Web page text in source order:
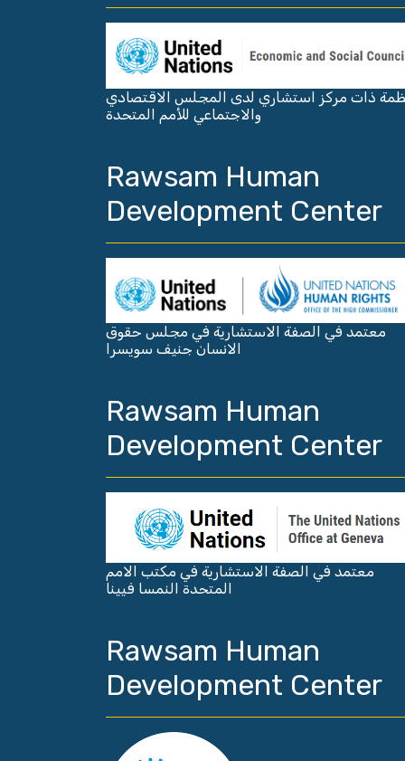
ذات مركز استشاري لدى المجلس الاقتصادي
والاجتماعي للأمم المتحدة
Rawsam Human
Development Center
معتمد في الصفة الاستشارية في مجلس حقوق
الانسان جنيف سويسرا
Rawsam Human
Development Center
معتمد في الصفة الاستشارية في مكتب الامم
المتحدة النمسا فيينا
Rawsam Human
Development Center